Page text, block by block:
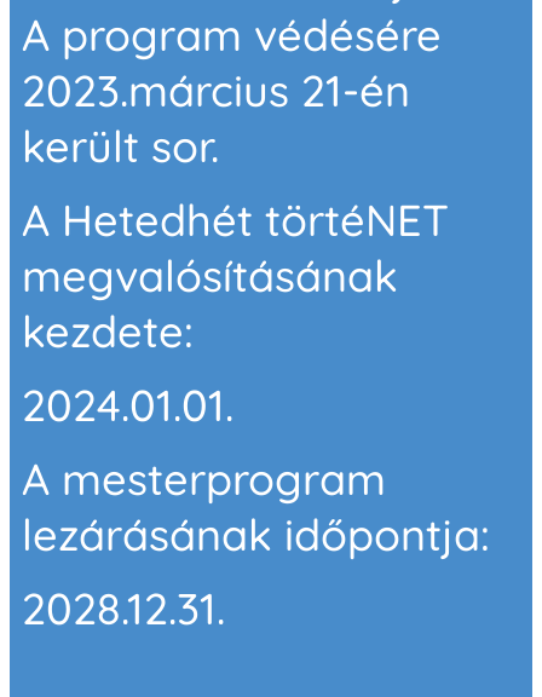
A program védésére
2023.március 21-én
került sor.
A Hetedhét törtéNET
megvalósításának
kezdete:
2024.01.01.
A mesterprogram
lezárásának időpontja:
2028.12.31.